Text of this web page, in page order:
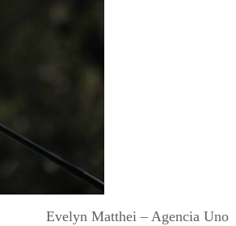
Evelyn Matthei – Agencia Uno